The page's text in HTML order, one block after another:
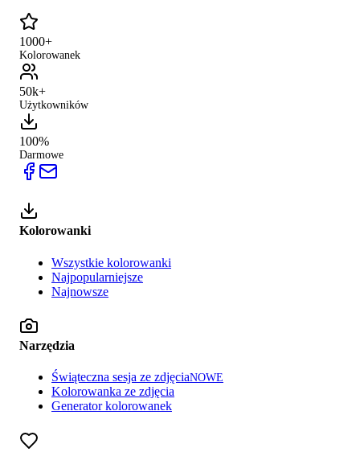
1000+
Kolorowanek
50k+
Użytkowników
100%
Darmowe
Kolorowanki
Wszystkie kolorowanki
Najpopularniejsze
Najnowsze
Narzędzia
Świąteczna sesja ze zdjęciaNOWE
Kolorowanka ze zdjęcia
Generator kolorowanek